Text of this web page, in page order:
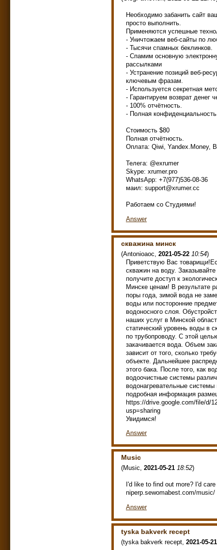
Необходимо забанить сайт
просто выполнить.
Применяются успешные
- Уничтожаем веб-сайты по
- Тысячи спамных беклинков.
- Спамим основную
рассылками
- Устранение позиций веб-
ключевым фразам.
- Используется секретная
- Гарантируем возврат денег
- 100% отчётность.
- Полная
Стоимость $80
Полная отчётность.
Оплата: Qiwi, Yandex.Money,
Телега: @exrumer
Skype: xrumer.pro
WhatsApp: +7(977)536-08-36
маил: support@xrumer.cc
Работаем со Студиями!
Answer
скважина минск
(Antonioaoc 2021-05-22 10:54)
Приветствую Вас
скважин на воду.
получите доступ к
Минске ценам! В результате
поры года, зимой вода не
воды или посторонние
водоносного слоя.
наших услуг в Минской
статический уровень воды в
по трубопроводу. С этой
закачивается вода. Объем
зависит от того, сколько
объекте. Дальнейшее
этого бака. После того, как
водоочистные системы
водонагревательные
подробная информация
https://drive.google.com/file/d/
usp=sharing
Увидимся!
Answer
Music
(Music, 2021-05-21 18:52)
I'd like to find out more? I'd
niperp.sewomabest.com/music/
Answer
tyska bakverk recept
(tyska bakverk recept, 2021-05-21